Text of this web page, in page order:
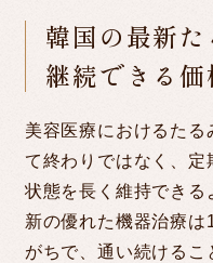
韓国の最新た
継続できる
美容医療におけるた
て終わりではなく、定
状態を長く維持できる
新の優れた機器治療は
がちで、通い続けるこ